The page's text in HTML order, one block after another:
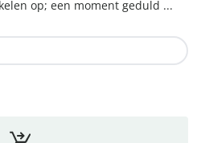
op; een moment geduld ...